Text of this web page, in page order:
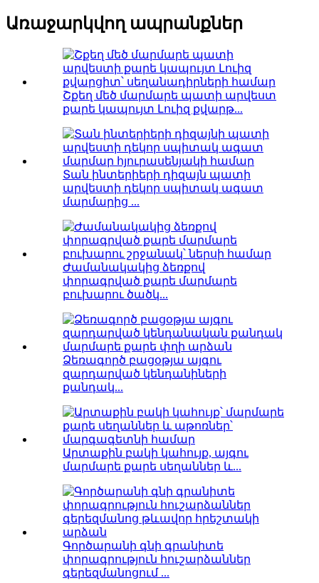
Առաջարկվող ապրանքներ
Շքեղ մեծ մարմարե պատի արվեստ
քարե կապույտ Լուիզ քվարթ...
Տան ինտերիերի դիզայն պատի
արվեստի դեկոր սպիտակ ագատ
մարմարից ...
Ժամանակակից ձեռքով
փորագրված քարե մարմարե
բուխարու ծածկ...
Ձեռագործ բացօթյա այգու
զարդարված կենդանիների
քանդակ...
Արտաքին բակի կահույք, այգու
մարմարե քարե սեղաններ և...
Գործարանի գնի գրանիտե
փորագրություն հուշարձաններ
գերեզմանոցում ...